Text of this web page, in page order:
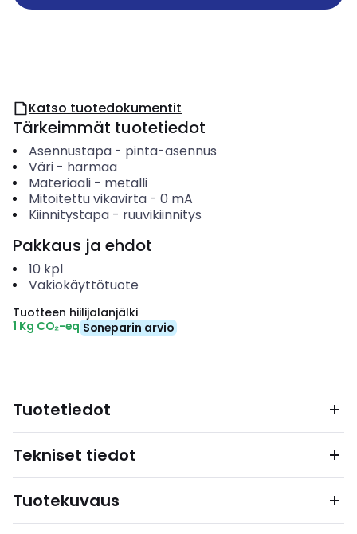
Katso tuotedokumentit
Tärkeimmät tuotetiedot
Asennustapa- pinta-asennus
Väri- harmaa
Materiaali- metalli
Mitoitettu vikavirta- 0 mA
Kiinnitystapa- ruuvikiinnitys
Pakkaus ja ehdot
10 kpl
Vakiokäyttötuote
Tuotteen hiilijalanjälki
1 Kg CO₂-eq Soneparin arvio
Tuotetiedot
Tekniset tiedot
Tuotekuvaus